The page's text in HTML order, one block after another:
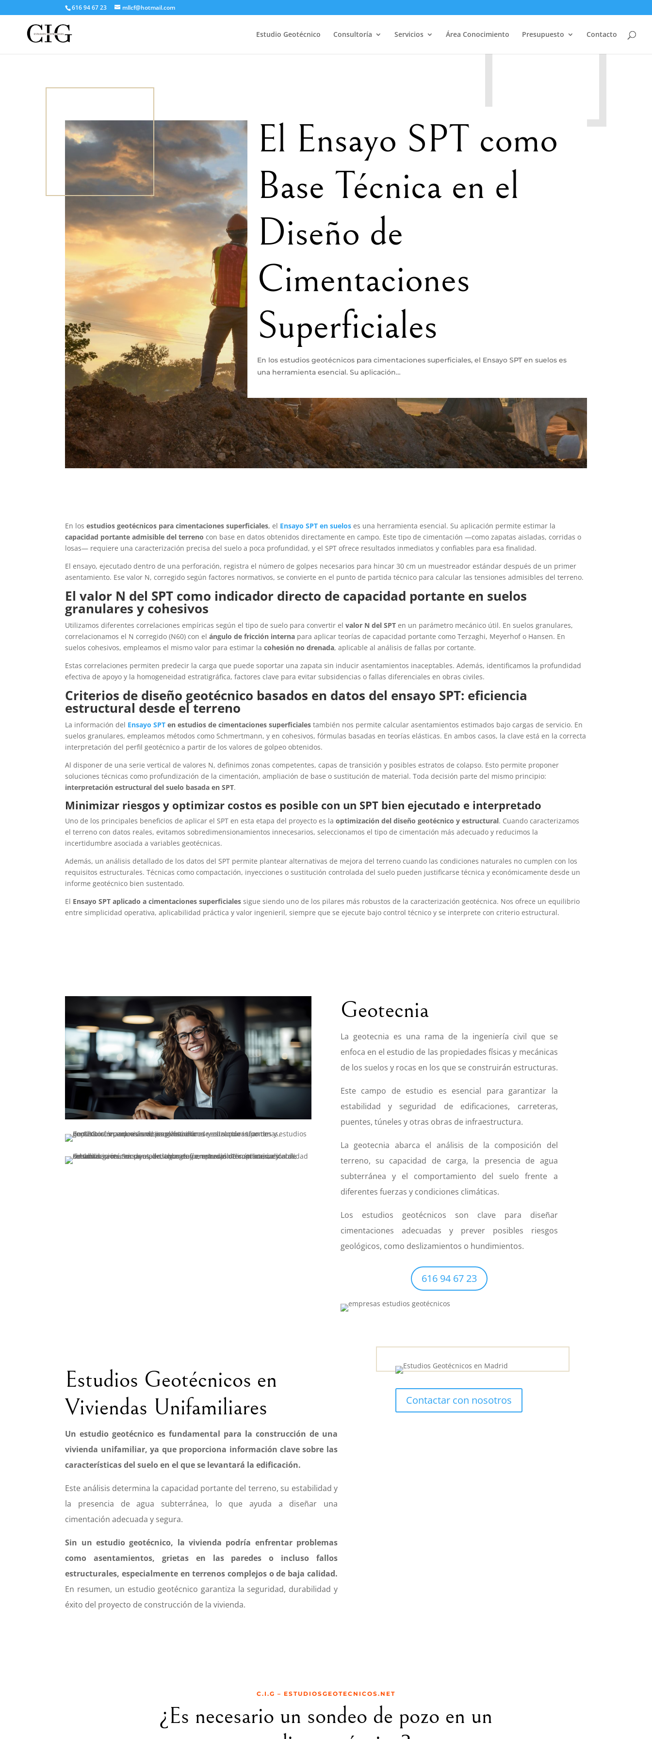
616 94 67 23 mllcf@hotmail.com
Estudio Geotécnico Consultoría Servicios Área Conocimiento Presupuesto Contacto
El Ensayo SPT como
Base Técnica en el
Diseño de
Cimentaciones
Superficiales
En los estudios geotécnicos para cimentaciones superficiales, el Ensayo SPT en suelos es
una herramienta esencial. Su aplicación…
En losestudios geotécnicos para cimentaciones superficiales, el Ensayo SPT en suelos es una herramienta esencial. Su aplicación permite estimar la
capacidad portante admisible del terreno con base en datos obtenidos directamente en campo. Este tipo de cimentación —como zapatas aisladas, corridas o
losas— requiere una caracterización precisa del suelo a poca profundidad, y el SPT ofrece resultados inmediatos y confiables para esa finalidad.
El ensayo, ejecutado dentro de una perforación, registra el número de golpes necesarios para hincar 30 cm un muestreador estándar después de un primer
asentamiento. Ese valor N, corregido según factores normativos, se convierte en el punto de partida técnico para calcular las tensiones admisibles del terreno.
El valor N del SPT como indicador directo de capacidad portante en suelos
granulares y cohesivos
Utilizamos diferentes correlaciones empíricas según el tipo de suelo para convertir elvalor N del SPT en un parámetro mecánico útil. En suelos granulares,
correlacionamos el N corregido (N60) con elángulo de fricción interna para aplicar teorías de capacidad portante como Terzaghi, Meyerhof o Hansen. En
suelos cohesivos, empleamos el mismo valor para estimar lacohesión no drenada, aplicable al análisis de fallas por cortante.
Estas correlaciones permiten predecir la carga que puede soportar una zapata sin inducir asentamientos inaceptables. Además, identificamos la profundidad
efectiva de apoyo y la homogeneidad estratigráfica, factores clave para evitar subsidencias o fallas diferenciales en obras civiles.
Criterios de diseño geotécnico basados en datos del ensayo SPT: eficiencia
estructural desde el terreno
La información del Ensayo SPT en estudios de cimentaciones superficiales también nos permite calcular asentamientos estimados bajo cargas de servicio. En
suelos granulares, empleamos métodos como Schmertmann, y en cohesivos, fórmulas basadas en teorías elásticas. En ambos casos, la clave está en la correcta
interpretación del perfil geotécnico a partir de los valores de golpeo obtenidos.
Al disponer de una serie vertical de valores N, definimos zonas competentes, capas de transición y posibles estratos de colapso. Esto permite proponer
soluciones técnicas como profundización de la cimentación, ampliación de base o sustitución de material. Toda decisión parte del mismo principio:
interpretación estructural del suelo basada en SPT.
Minimizar riesgos y optimizar costos es posible con un SPT bien ejecutado e interpretado
Uno de los principales beneficios de aplicar el SPT en esta etapa del proyecto es laoptimización del diseño geotécnico y estructural. Cuando caracterizamos
el terreno con datos reales, evitamos sobredimensionamientos innecesarios, seleccionamos el tipo de cimentación más adecuado y reducimos la
incertidumbre asociada a variables geotécnicas.
Además, un análisis detallado de los datos del SPT permite plantear alternativas de mejora del terreno cuando las condiciones naturales no cumplen con los
requisitos estructurales. Técnicas como compactación, inyecciones o sustitución controlada del suelo pueden justificarse técnica y económicamente desde un
informe geotécnico bien sustentado.
El Ensayo SPT aplicado a cimentaciones superficiales sigue siendo uno de los pilares más robustos de la caracterización geotécnica. Nos ofrece un equilibrio
entre simplicidad operativa, aplicabilidad práctica y valor ingenieril, siempre que se ejecute bajo control técnico y se interprete con criterio estructural.
Geotecnia
La geotecnia es una rama de la ingeniería civil que se
enfoca en el estudio de las propiedades físicas y mecánicas
de los suelos y rocas en los que se construirán estructuras.
Este campo de estudio es esencial para garantizar la
estabilidad y seguridad de edificaciones, carreteras,
puentes, túneles y otras obras de infraestructura.
La geotecnia abarca el análisis de la composición del
terreno, su capacidad de carga, la presencia de agua
subterránea y el comportamiento del suelo frente a
diferentes fuerzas y condiciones climáticas.
Los estudios geotécnicos son clave para diseñar
cimentaciones adecuadas y prever posibles riesgos
geológicos, como deslizamientos o hundimientos.
616 94 67 23
Estudios Geotécnicos en
Viviendas Unifamiliares
Un estudio geotécnico es fundamental para la construcción de una
vivienda unifamiliar, ya que proporciona información clave sobre las
características del suelo en el que se levantará la edificación.
Este análisis determina la capacidad portante del terreno, su estabilidad y
la presencia de agua subterránea, lo que ayuda a diseñar una
cimentación adecuada y segura.
Sin un estudio geotécnico, la vivienda podría enfrentar problemas
como asentamientos, grietas en las paredes o incluso fallos
estructurales, especialmente en terrenos complejos o de baja calidad.
En resumen, un estudio geotécnico garantiza la seguridad, durabilidad y
éxito del proyecto de construcción de la vivienda.
Contactar con nosotros
C.I.G – ESTUDIOSGEOTECNICOS.NET
¿Es necesario un sondeo de pozo en un